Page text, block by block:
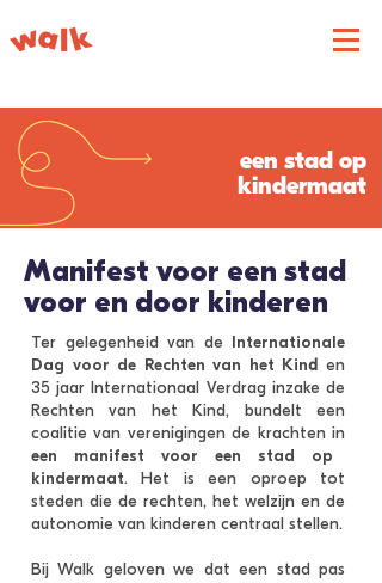
een stad op
kindermaat
Manifest voor een stad
voor en door kinderen
Ter gelegenheid van de Internationale
Dag voor de Rechten van het Kinden
35 jaar Internationaal Verdrag inzake de
Rechten van het Kind, bundelt een
coalitie van verenigingen de krachten in
een manifest voor een stad op
kindermaat. Het is een oproep tot
steden die de rechten, het welzijn en de
autonomie van kinderen centraal stellen.
Bij Walk geloven we dat een stad pas